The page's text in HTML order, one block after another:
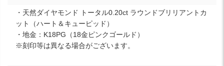
・天然ダイヤモンド トータル0.20ct ラウンドブリリアントカ
ット（ハート＆キューピッド）
・地金：K18PG（18金ピンクゴールド）
※刻印等は異なる場合がございます。